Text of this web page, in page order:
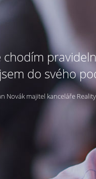
chodím
do svého
Novák majitel kanceláře